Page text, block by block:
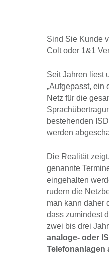
Sind Sie Kunde
Colt oder 1&1
Seit Jahren liest
„Aufgepasst, ein
Netz für die
bestehenden
werden
Die Realität
genannte
eingehalten
rudern die
man kann daher
dass zumindest
zwei bis drei
analoge- oder
Telefonanlagen